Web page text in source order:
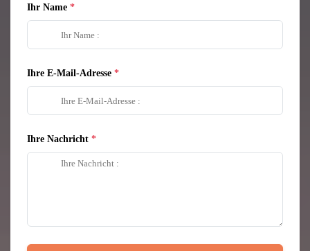
Ihr Name
Ihre E-Mail-Adresse
Ihre Nachricht